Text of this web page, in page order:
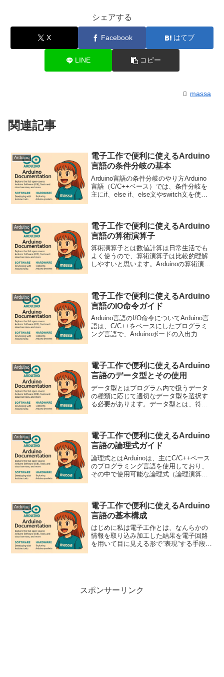
シェアする
X Facebook はてブ
LINE コピー
massa
関連記事
Arduino
電子工作で便利に使えるArduino
言語の条件分岐の基本
Arduino言語の条件分岐のやり方Arduino
言語（C/C++ベース）では、条件分岐を
主にif、else if、else文やswitch文を使っ
Arduino
電子工作で便利に使えるArduino
言語の算術演算子
算術演算子とは数値計算は日常生活でも
よく使うので、算術演算子は比較的理解
しやすいと思います。Arduinoの算術演算
を整理し...
Arduino
電子工作で便利に使えるArduino
言語のIO命令ガイド
Arduino言語のI/O命令についてArduino言
語は、C/C++をベースにしたプログラミ
ング言語で、Arduinoボードの入出力
Arduino
電子工作で便利に使えるArduino
言語のデータ型とその使用
データ型とはプログラム内で扱うデータ
の種類に応じて適切なデータ型を選択す
る必要があります。データ型とは、符号
変数がどの様な種類である...
Arduino
電子工作で便利に使えるArduino
言語の論理式ガイド
論理式とはArduinoは、主にC/C++ベース
のプログラミング言語を使用しており、
その中で使用可能な論理式（論理演算子
文、具体例、...
Arduino
電子工作で便利に使えるArduino
言語の基本構成
はじめに私は電子工作とは、なんらかの
情報を取り込み加工した結果を電子回路
を用いて目に見える形で”表現”する手段だ
スポンサーリンク